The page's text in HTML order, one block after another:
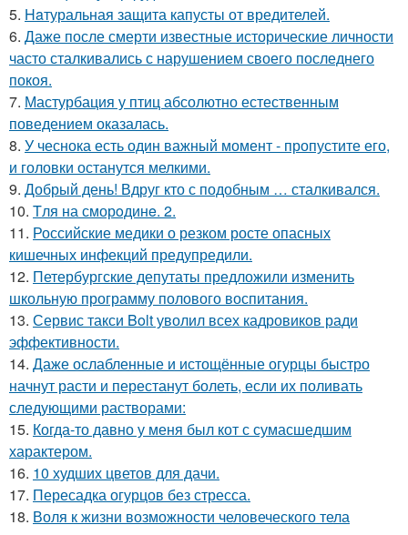
5. Haтуральная защита капусты от вредителей.
6. Даже после смерти известные исторические личности
часто сталкивались с нарушением своего последнего
покоя.
7. Мастурбация у птиц абсолютно естественным
поведением оказалась.
8. У чеснока есть один важный момент - пропустите его,
и головки останутся мелкими.
9. Добрый день! Вдруг кто с подобным … сталкивался.
10. Tля на сморoдинe. 2.
11. Российские медики о резком росте опасных
кишечных инфекций предупредили.
12. Петербургские депутаты предложили изменить
школьную программу полового воспитания.
13. Сервис такси Bolt уволил всех кадровиков ради
эффективности.
14. Даже ослабленные и истощённые огурцы быстро
начнут расти и перестанут болеть, если их поливать
следующими растворами:
15. Когда-то давно у меня был кот с сумасшедшим
характером.
16. 10 худших цветов для дачи.
17. Пересадка огурцов без стресса.
18. Воля к жизни возможности человеческого тела